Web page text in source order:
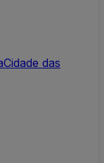
Cidade das